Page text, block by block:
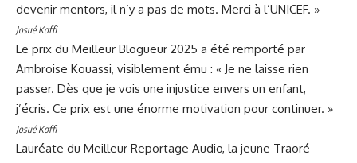
devenir mentors, il n’y a pas de mots. Merci à l’UNICEF. »
Josué Koffi
Le prix du Meilleur Blogueur 2025 a été remporté par
Ambroise Kouassi, visiblement ému : « Je ne laisse rien
passer. Dès que je vois une injustice envers un enfant,
j’écris. Ce prix est une énorme motivation pour continuer. »
Josué Koffi
Lauréate du Meilleur Reportage Audio, la jeune Traoré